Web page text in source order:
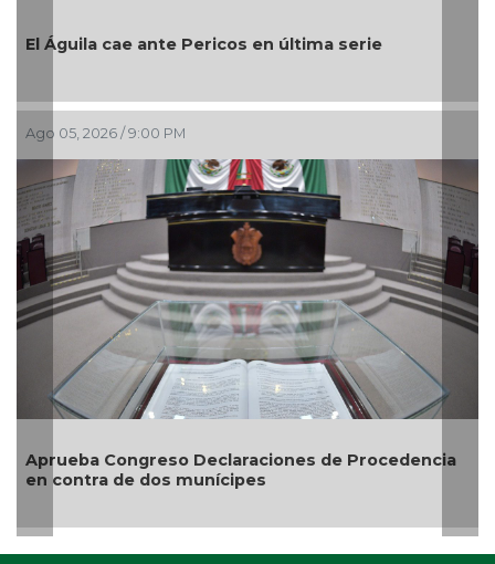
serie
Procedencia
Entrega DIF Municipal de Veracruz